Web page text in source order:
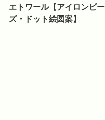
エトワール【アイロンビー
ズ・ドット絵図案】